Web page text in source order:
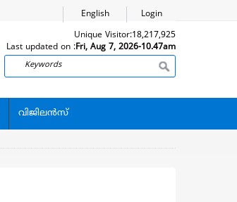
Login
English
Unique Visitor:18,217,925
Last updated on :Fri, Aug 7, 2026-10.47am
Search
വിജിലന്‍സ്